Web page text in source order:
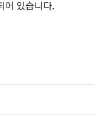
어 있습니다.